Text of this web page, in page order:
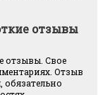
отзывы
отзывы. Свое
Отзыв